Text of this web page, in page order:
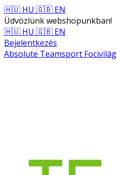
🇭🇺 HU 🇬🇧 EN
Üdvözlünk webshopunkban!
🇭🇺 HU 🇬🇧 EN
Bejelentkezés
Absolute Teamsport Focivilág